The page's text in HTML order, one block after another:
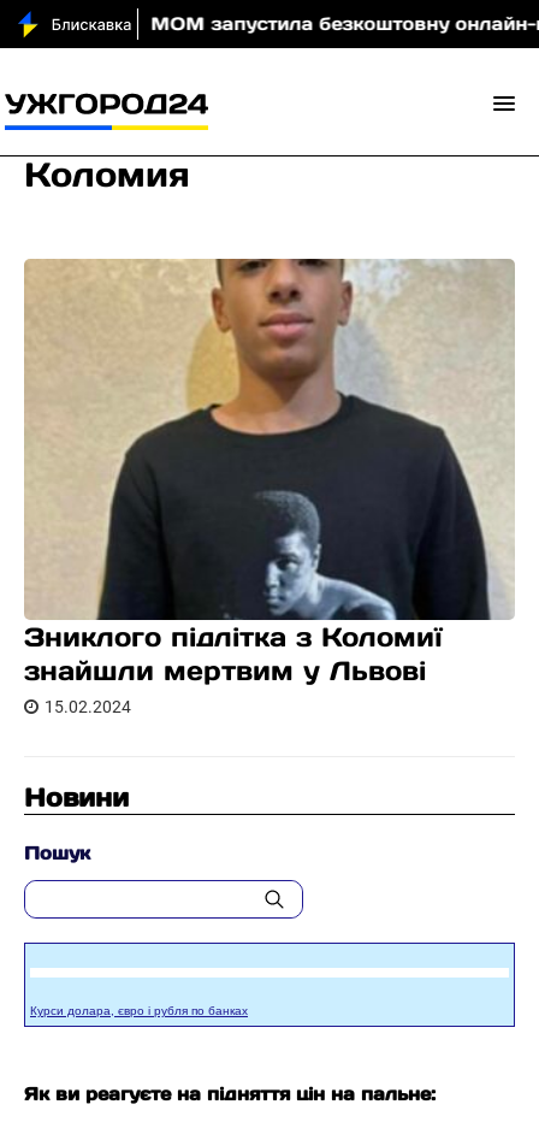
вночі МОМ запустила безкоштовну онлайн-гру,
Коломия
Зниклого підлітка з Коломиї
знайшли мертвим у Львові
15.02.2024
Новини
Пошук
Курси долара, євро і рубля по банках
Як ви реагуєте на підняття цін на пальне: